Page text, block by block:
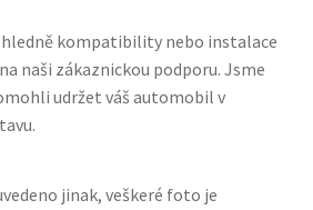
kompatibility nebo instalace
naši zákaznickou podporu. Jsme
udržet váš automobil v
jinak, veškeré foto je